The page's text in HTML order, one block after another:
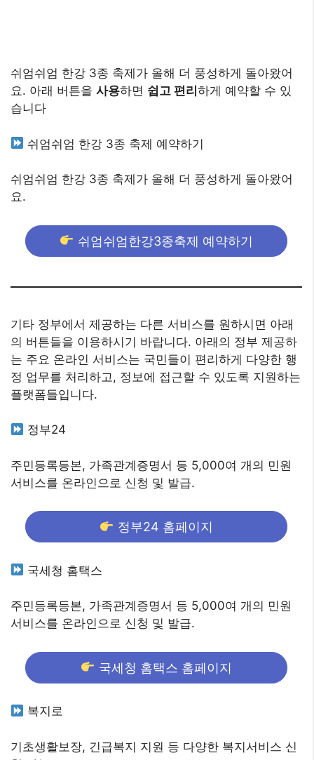
쉬엄쉬엄 한강 3종 축제가 올해 더 풍성하게 돌아왔어
요. 아래 버튼을 사용하면 쉽고 편리 하게 예약할 수 있
습니다
쉬엄쉬엄 한강 3종 축제 예약하기
쉬엄쉬엄 한강 3종 축제가 올해 더 풍성하게 돌아왔어
요.
쉬엄쉬엄한강3종축제 예약하기
기타 정부에서 제공하는 다른 서비스를 원하시면 아래
의 버튼들을 이용하시기 바랍니다. 아래의 정부 제공하
는 주요 온라인 서비스는 국민들이 편리하게 다양한 행
정 업무를 처리하고, 정보에 접근할 수 있도록 지원하는
플랫폼들입니다.
정부24
주민등록등본, 가족관계증명서 등 5,000여 개의 민원
서비스를 온라인으로 신청 및 발급.
정부24 홈페이지
국세청 홈택스
주민등록등본, 가족관계증명서 등 5,000여 개의 민원
서비스를 온라인으로 신청 및 발급.
국세청 홈택스 홈페이지
복지로
기초생활보장, 긴급복지 지원 등 다양한 복지서비스 신